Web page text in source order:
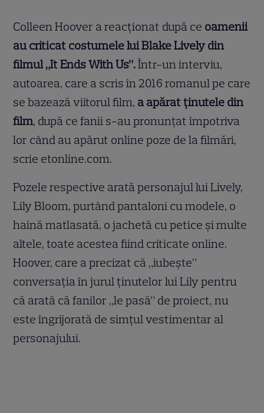
Colleen Hoover a reacționat după ce oamenii
au criticat costumele lui Blake Lively din
filmul „It Ends With Us”.Într-un interviu,
autoarea, care a scris în 2016 romanul pe care
se bazează viitorul film, a apărat ținutele din
film, după ce fanii s-au pronunțat împotriva
lor când au apărut online poze de la filmări,
scrie etonline.com.
Pozele respective arată personajul lui Lively,
Lily Bloom, purtând pantaloni cu modele, o
haină matlasată, o jachetă cu petice și multe
altele, toate acestea fiind criticate online.
Hoover, care a precizat că „iubește”
conversația în jurul ținutelor lui Lily pentru
că arată că fanilor „le pasă” de proiect, nu
este îngrijorată de simțul vestimentar al
personajului.